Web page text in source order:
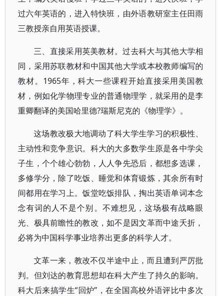
过六年英语的，进入特快班，由外语教研室主任田雨
三教授亲自用英语授课。
三、直接采用英美教材。过去科大与其他大学相
同，采用苏联教材和中国其他大学或本校教师编写的
教材。1965年，科大一些课程开始直接采用美国教
材，例如化学物理专业的普通物理学，就采用的是李
重卿翻译的美国哈里德?瑞斯尼克的《物理学》。
这场教改极大地调动了科大学生学习的积极性、
主动性和竞争意识。科大的大多数学生原是各中学尖
子生，个个雄心勃勃，人人争先恐后，都想多选课，
多修学分，除了吃饭、睡觉和体育锻炼，其余所有时
间都用在学习上。饭堂吃饭排队，掏出英语单词本念
念有词的人不是个别。不难想见，这场极有战略眼
光、极具前瞻性的教改，如不是因文革而中途夭折，
必将为中国科学事业培养出更多的科学人才。
文革一来，教改不仅半途中止，而且遭到严厉批
判。但刘达的教育思想却在科大产生了持久的影响。
科大后来搞学生“回炉”，在全国高校外语评比中多次